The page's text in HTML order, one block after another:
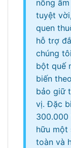
nồng
tuyệt
quen
hỗ trợ
chúng
bột quế
biến
bảo giữ
vị. Đặc
300.000
hữu một
toàn và